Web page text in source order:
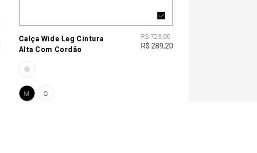
Calça Wide Leg Cintura
Alta Com Cordão
R$ 723,00
R$ 289,20
G
M